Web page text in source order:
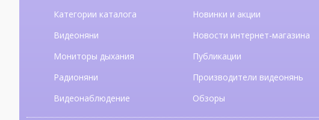
Категории каталога
Видеоняни
Мониторы дыхания
Радионяни
Видеонаблюдение
Новинки и акции
Новости интернет-магазина
Публикации
Производители видеонянь
Обзоры